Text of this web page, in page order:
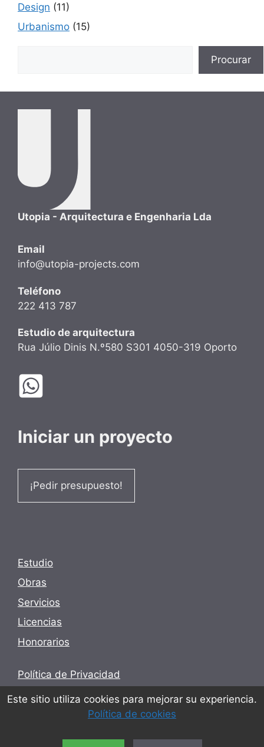
Este sitio utiliza cookies para mejorar su experiencia.
Política de cookies
Design (11)
Urbanismo (15)
Procurar
Utopia - Arquitectura e Engenharia Lda
Email
info@utopia-projects.com
Teléfono
222 413 787
Estudio de arquitectura
Rua Júlio Dinis N.º580 S301 4050-319 Oporto
Iniciar un proyecto
¡Pedir presupuesto!
Estudio
Obras
Servicios
Licencias
Honorarios
Política de Privacidad
Términos y condiciones
Política de cookies